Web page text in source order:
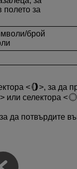
за
брой
, за да
или селектора
да потвърдите